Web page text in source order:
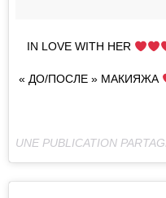
IN LOVE WITH HER
« ДО/ПОСЛЕ » МАКИЯЖА